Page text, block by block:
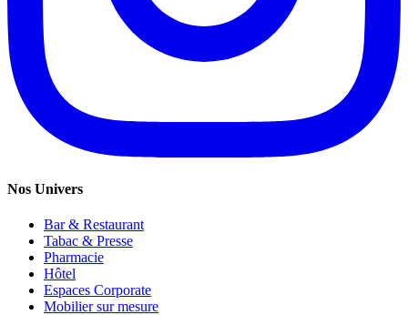
Nos Univers
Bar & Restaurant
Tabac & Presse
Pharmacie
Hôtel
Espaces Corporate
Mobilier sur mesure